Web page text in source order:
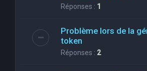
Réponses : 1
Problème lors de la
token
Réponses : 2